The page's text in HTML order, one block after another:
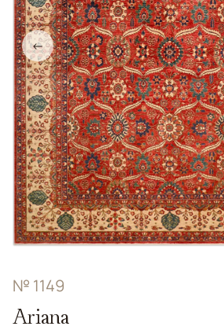
←
№ 1149
Ariana